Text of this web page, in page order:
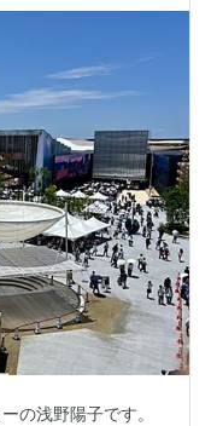
の浅野陽子です。